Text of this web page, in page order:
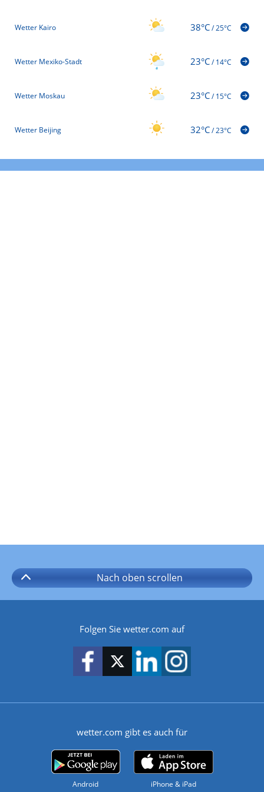
Wetter Kairo 38°C/25°C
Wetter Mexiko-Stadt 23°C/14°C
Wetter Moskau 23°C/15°C
Wetter Beijing 32°C/23°C
Nach oben scrollen
Folgen Sie wetter.com auf
wetter.com gibt es auch für
Android iPhone & iPad